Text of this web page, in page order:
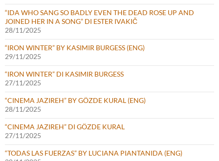
“IDA WHO SANG SO BADLY EVEN THE DEAD ROSE UP AND
JOINED HER IN A SONG” DI ESTER IVAKIČ
28/11/2025
“IRON WINTER” BY KASIMIR BURGESS (ENG)
29/11/2025
“IRON WINTER” DI KASIMIR BURGESS
27/11/2025
“CINEMA JAZIREH” BY GÖZDE KURAL (ENG)
28/11/2025
“CINEMA JAZIREH” DI GÖZDE KURAL
27/11/2025
“TODAS LAS FUERZAS” BY LUCIANA PIANTANIDA (ENG)